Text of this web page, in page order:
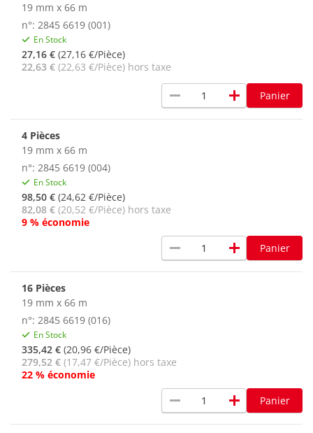
19 mm x 66 m
n°: 2845 6619 (001)
En Stock
27,16 € (27,16 €/Pièce)
22,63 € (22,63 €/Pièce) hors taxe
remove add Panier
4 Pièces
19 mm x 66 m
n°: 2845 6619 (004)
En Stock
98,50 € (24,62 €/Pièce)
82,08 € (20,52 €/Pièce) hors taxe
9 % économie
remove add Panier
16 Pièces
19 mm x 66 m
n°: 2845 6619 (016)
En Stock
335,42 € (20,96 €/Pièce)
279,52 € (17,47 €/Pièce) hors taxe
22 % économie
remove add Panier